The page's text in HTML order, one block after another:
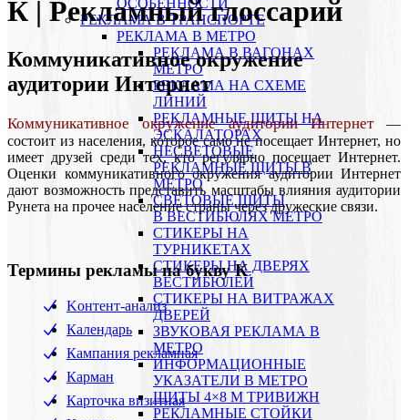
ОСОБЕННОСТИ
РЕКЛАМА В ТРАНСПОРТЕ
РЕКЛАМА В МЕТРО
РЕКЛАМА В ВАГОНАХ
МЕТРО
РЕКЛАМА НА СХЕМЕ
ЛИНИЙ
РЕКЛАМНЫЕ ЩИТЫ НА
ЭСКАЛАТОРАХ
НЕСВЕТОВЫЕ
РЕКЛАМНЫЕ ЩИТЫ В
МЕТРО
СВЕТОВЫЕ ЩИТЫ
В ВЕСТИБЮЛЯХ МЕТРО
СТИКЕРЫ НА
ТУРНИКЕТАХ
CТИКЕРЫ НА ДВЕРЯХ
ВЕСТИБЮЛЕЙ
CТИКЕРЫ НА ВИТРАЖАХ
ДВЕРЕЙ
ЗВУКОВАЯ РЕКЛАМА В
МЕТРО
ИНФОРМАЦИОННЫЕ
УКАЗАТЕЛИ В МЕТРО
ЩИТЫ 4×8 М ТРИВИЖН
РЕКЛАМНЫЕ СТОЙКИ
К | Рекламный глоссарий
Коммуникативное окружение
аудитории Интернет
Коммуникативное окружение аудитории Интернет—
состоит из населения, которое само не посещает Интернет, но
имеет друзей среди тех, кто регулярно посещает Интернет.
Оценки коммуникативного окружения аудитории Интернет
дают возможность представить масштабы влияния аудитории
Рунета на прочее население страны через дружеские связи.
Термины рекламы на букву К
Koнтент-анализ
Календарь
Кампания рекламная
Карман
Карточка визитная